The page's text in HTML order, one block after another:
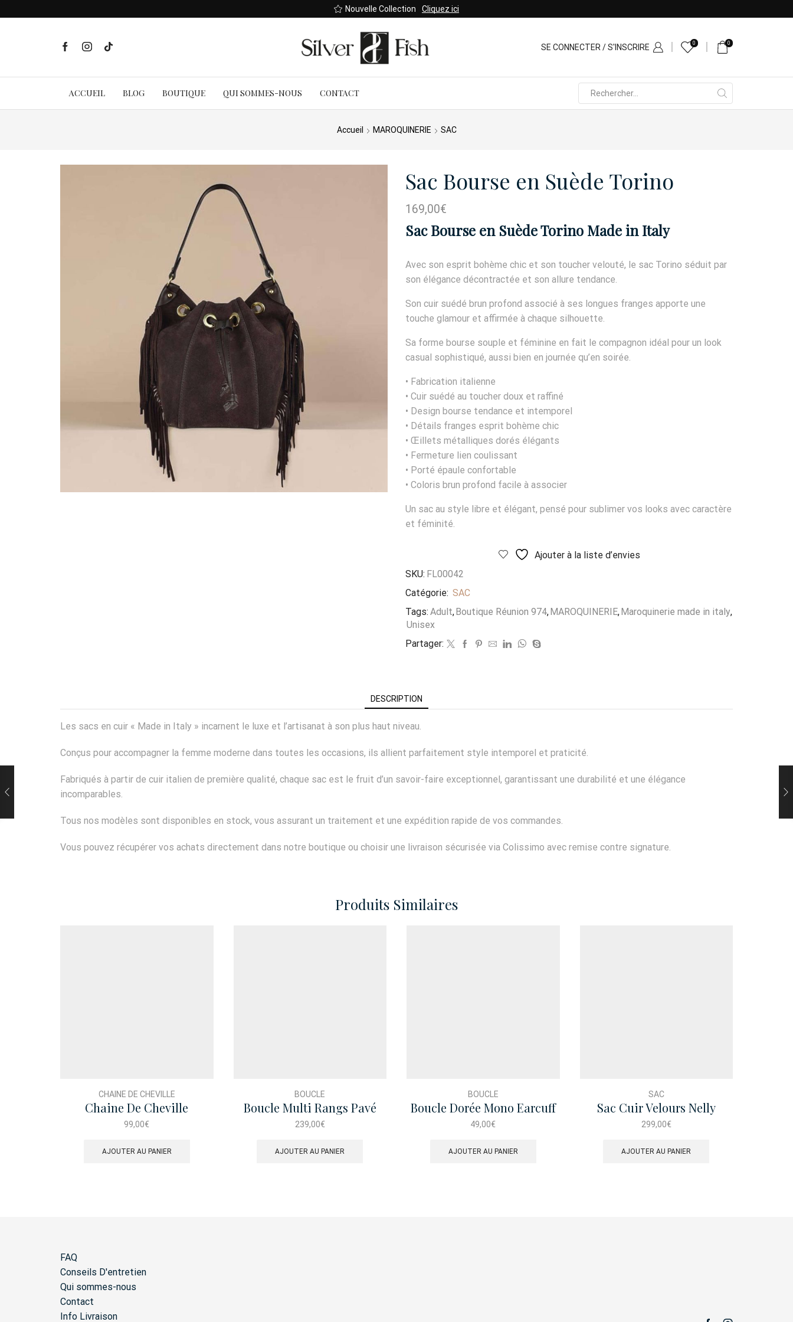
Nouvelle Collection Cliquez ici
SE CONNECTER / S'INSCRIRE 0 0
ACCUEIL BLOG BOUTIQUE QUI SOMMES-NOUS CONTACT
input
Accueil MAROQUINERIE SAC
Sac Bourse en Suède Torino
169,00€
Sac Bourse en Suède Torino Made in Italy
Avec son esprit bohème chic et son toucher velouté, le sac Torino séduit par
son élégance décontractée et son allure tendance.
Son cuir suédé brun profond associé à ses longues franges apporte une
touche glamour et affirmée à chaque silhouette.
Sa forme bourse souple et féminine en fait le compagnon idéal pour un look
casual sophistiqué, aussi bien en journée qu’en soirée.
• Fabrication italienne
• Cuir suédé au toucher doux et raffiné
• Design bourse tendance et intemporel
• Détails franges esprit bohème chic
• Œillets métalliques dorés élégants
• Fermeture lien coulissant
• Porté épaule confortable
• Coloris brun profond facile à associer
Un sac au style libre et élégant, pensé pour sublimer vos looks avec caractère
et féminité.
Ajouter à la liste d’envies
SKU: FL00042
Catégorie: SAC
Tags: Adult,Boutique Réunion 974,MAROQUINERIE,Maroquinerie made in italy,
Unisex
Partager:
DESCRIPTION
Les sacs en cuir « Made in Italy » incarnent le luxe et l’artisanat à son plus haut niveau.
Conçus pour accompagner la femme moderne dans toutes les occasions, ils allient parfaitement style intemporel et praticité.
Fabriqués à partir de cuir italien de première qualité, chaque sac est le fruit d’un savoir-faire exceptionnel, garantissant une durabilité et une élégance
incomparables.
Tous nos modèles sont disponibles en stock, vous assurant un traitement et une expédition rapide de vos commandes.
Vous pouvez récupérer vos achats directement dans notre boutique ou choisir une livraison sécurisée via Colissimo avec remise contre signature.
Produits Similaires
CHAINE DE CHEVILLE
Chaine De Cheville
Précieuse
99,00€
AJOUTER AU PANIER
BOUCLE
Boucle Multi Rangs Pavé
Cravate
239,00€
AJOUTER AU PANIER
BOUCLE
Boucle Dorée Mono Earcuff
Perlé
49,00€
AJOUTER AU PANIER
SAC
Sac Cuir Velours Nelly
Trapunto Bordeaux
299,00€
AJOUTER AU PANIER
FAQ
Conseils D'entretien
Qui sommes-nous
Contact
Info Livraison